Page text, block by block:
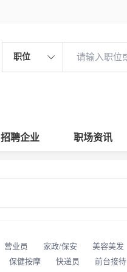
职位
招聘企业 职场资讯
营业员 家政/保安 美容美发
保健按摩 快递员 前台接待